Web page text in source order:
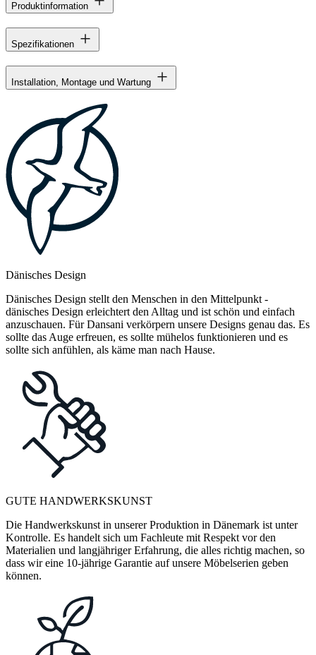
Produktinformation
Spezifikationen
Installation, Montage und Wartung
Dänisches Design
Dänisches Design stellt den Menschen in den Mittelpunkt -
dänisches Design erleichtert den Alltag und ist schön und einfach
anzuschauen. Für Dansani verkörpern unsere Designs genau das. Es
sollte das Auge erfreuen, es sollte mühelos funktionieren und es
sollte sich anfühlen, als käme man nach Hause.
GUTE HANDWERKSKUNST
Die Handwerkskunst in unserer Produktion in Dänemark ist unter
Kontrolle. Es handelt sich um Fachleute mit Respekt vor den
Materialien und langjähriger Erfahrung, die alles richtig machen, so
dass wir eine 10-jährige Garantie auf unsere Möbelserien geben
können.